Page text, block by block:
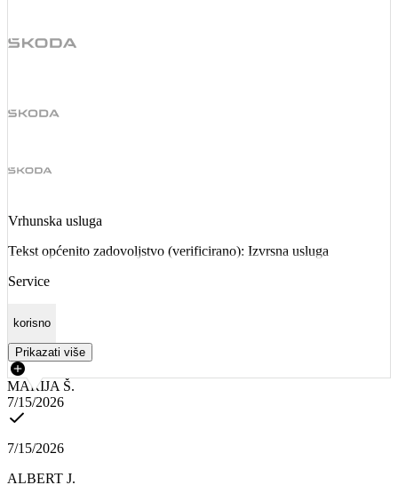
Vrhunska usluga
Tekst općenito zadovoljstvo (verificirano): Izvrsna usluga
Service
korisno
Prikazati više
MARIJA Š.
7/15/2026
7/15/2026
ALBERT J.